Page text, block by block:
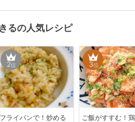
るの人気レシピ
2位
フライパンで！炒める
3位
ご飯がすすむ！